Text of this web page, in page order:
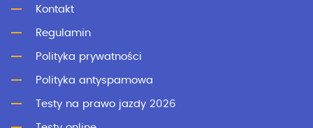
Kontakt
Regulamin
Polityka prywatności
Polityka antyspamowa
Testy na prawo jazdy 2026